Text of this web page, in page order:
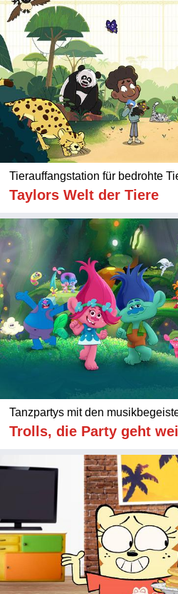
Tierauffangstation für bedrohte
Taylors Welt der Tiere
Tanzpartys mit den
Trolls, die Party geht